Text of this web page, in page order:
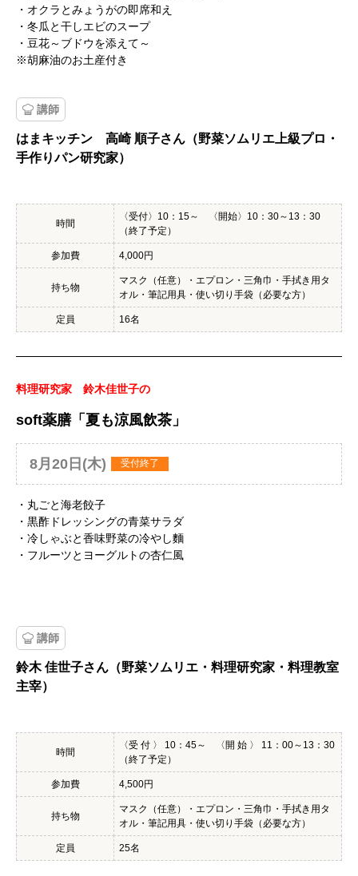
・オクラとみょうがの即席和え
・冬瓜と干しエビのスープ
・豆花～ブドウを添えて～
※胡麻油のお土産付き
講師
はまキッチン 高崎 順子さん（野菜ソムリエ上級プロ・
手作りパン研究家）
時間
〈受付〉10：15～ 〈開始〉10：30～13：30
（終了予定）
参加費 4,000円
持ち物
マスク（任意）・エプロン・三角巾・手拭き用タ
オル・筆記用具・使い切り手袋（必要な方）
定員 16名
料理研究家 鈴木佳世子の
soft薬膳「夏も涼風飲茶」
8月20日(木) 受付終了
・丸ごと海老餃子
・黒酢ドレッシングの青菜サラダ
・冷しゃぶと香味野菜の冷やし麵
・フルーツとヨーグルトの杏仁風
講師
鈴木 佳世子さん（野菜ソムリエ・料理研究家・料理教室
主宰）
時間
〈受 付 〉 10：45～ 〈開 始 〉 11：00～13：30
（終了予定）
参加費 4,500円
持ち物
マスク（任意）・エプロン・三角巾・手拭き用タ
オル・筆記用具・使い切り手袋（必要な方）
定員 25名